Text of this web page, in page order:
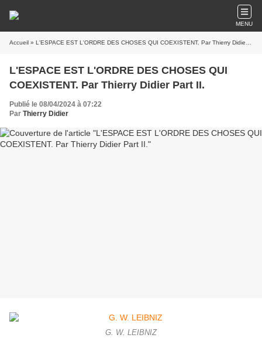
MENU
Accueil » L'ESPACE EST L'ORDRE DES CHOSES QUI COEXISTENT. Par Thierry Didier Part II.
L'ESPACE EST L'ORDRE DES CHOSES QUI
COEXISTENT. Par Thierry Didier Part II.
Publié le 08/04/2024 à 07:22
Par Thierry Didier
G. W. LEIBNIZ